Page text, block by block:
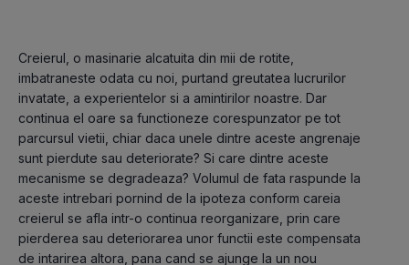
Creierul, o masinarie alcatuita din mii de rotite,
imbatraneste odata cu noi, purtand greutatea lucrurilor
invatate, a experientelor si a amintirilor noastre. Dar
continua el oare sa functioneze corespunzator pe tot
parcursul vietii, chiar daca unele dintre aceste angrenaje
sunt pierdute sau deteriorate? Si care dintre aceste
mecanisme se degradeaza? Volumul de fata raspunde la
aceste intrebari pornind de la ipoteza conform careia
creierul se afla intr-o continua reorganizare, prin care
pierderea sau deteriorarea unor functii este compensata
de intarirea altora, pana cand se ajunge la un nou